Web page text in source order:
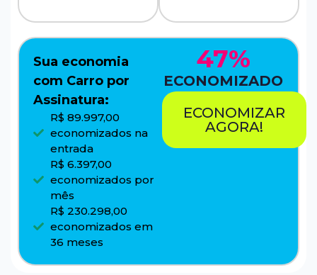
Sua economia
com Carro por
Assinatura:
R$ 89.997,00
economizados na
entrada
R$ 6.397,00
economizados por
mês
R$ 230.298,00
economizados em
36 meses
47%
ECONOMIZADO
ECONOMIZAR
AGORA!